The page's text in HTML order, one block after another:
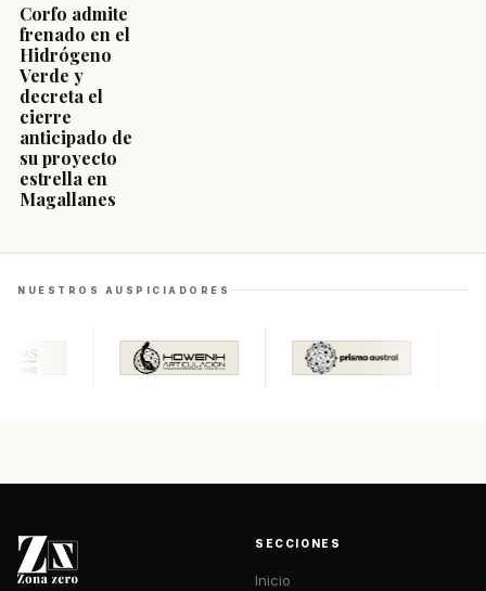
Corfo admite
frenado en el
Hidrógeno
Verde y
decreta el
cierre
anticipado de
su proyecto
estrella en
Magallanes
NUESTROS AUSPICIADORES
SECCIONES
Inicio